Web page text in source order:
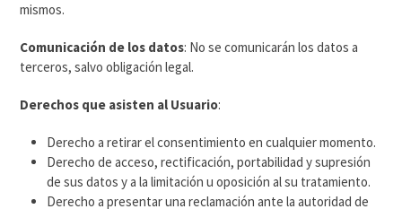
mismos.
Comunicación de los datos: No se comunicarán los datos a
terceros, salvo obligación legal.
Derechos que asisten al Usuario:
Derecho a retirar el consentimiento en cualquier momento.
Derecho de acceso, rectificación, portabilidad y supresión
de sus datos y a la limitación u oposición al su tratamiento.
Derecho a presentar una reclamación ante la autoridad de